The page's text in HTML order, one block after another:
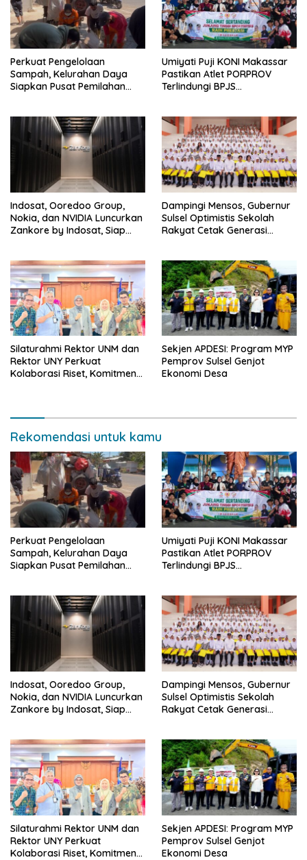
Perkuat Pengelolaan
Sampah, Kelurahan Daya
Siapkan Pusat Pemilahan
Umiyati Puji KONI Makassar
Pastikan Atlet PORPROV
Terlindungi BPJS
Indosat, Ooredoo Group,
Nokia, dan NVIDIA Luncurkan
Zankore by Indosat, Siap
Infrastruktur AI Terintegerasi
Dampingi Mensos, Gubernur
Sulsel Optimistis Sekolah
Rakyat Cetak Generasi
Silaturahmi Rektor UNM dan
Rektor UNY Perkuat
Kolaborasi Riset, Komitmen
Sekjen APDESI: Program MYP
Pemprov Sulsel Genjot
Ekonomi Desa
Rekomendasi untuk kamu
Perkuat Pengelolaan
Sampah, Kelurahan Daya
Siapkan Pusat Pemilahan
Umiyati Puji KONI Makassar
Pastikan Atlet PORPROV
Terlindungi BPJS
Indosat, Ooredoo Group,
Nokia, dan NVIDIA Luncurkan
Zankore by Indosat, Siap
Infrastruktur AI Terintegerasi
Dampingi Mensos, Gubernur
Sulsel Optimistis Sekolah
Rakyat Cetak Generasi
Silaturahmi Rektor UNM dan
Rektor UNY Perkuat
Kolaborasi Riset, Komitmen
Sekjen APDESI: Program MYP
Pemprov Sulsel Genjot
Ekonomi Desa